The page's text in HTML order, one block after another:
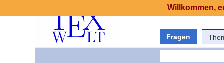
Fragen
Willkommen,